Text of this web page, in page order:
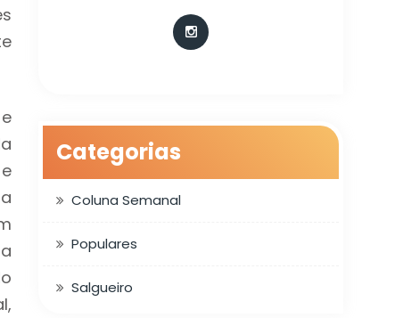
Categorias
Coluna Semanal
Populares
Salgueiro